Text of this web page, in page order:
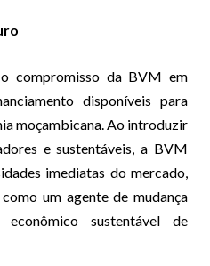
compromisso da BVM em
disponíveis para
moçambicana. Ao introduzir
e sustentáveis, a BVM
imediatas do mercado,
um agente de mudança
sustentável de